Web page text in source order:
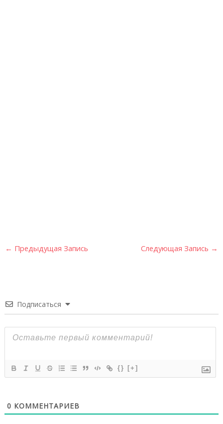
← Предыдущая Запись Следующая Запись →
Подписаться
{} [+]
0 КОММЕНТАРИЕВ